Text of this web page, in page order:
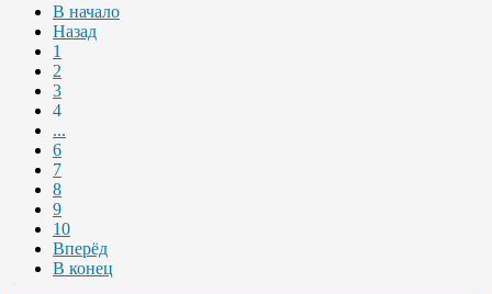
В начало
Назад
1
2
3
4
...
6
7
8
9
10
Вперёд
В конец